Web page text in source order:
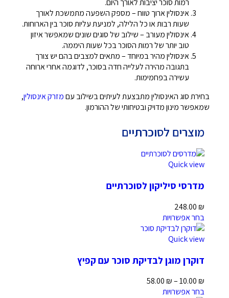
רמות סוכר יציבות לאורך היום.
אינסולין ארוך טווח – מספק השפעה מתמשכת לאורך
שעות רבות או כל הלילה, למניעת עליות סוכר בין הארוחות.
אינסולין מעורב – שילוב של סוגים שונים שמאפשר איזון
טוב יותר של רמות הסוכר בכל שעות היממה.
אינסולין מהיר במיוחד – מתאים למצבים בהם יש צורך
בתגובה מהירה לעלייה חדה בסוכר, לדוגמה אחרי ארוחה
עשירה בפחמימות.
בחירת סוג האינסולין מתבצעת לעיתים בשילוב עםמזרק אינסולין,
שמאפשר מינון מדויק ובטיחותי של ההורמון.
מוצרים לסוכרתיים
Quick view
מדרסי סיליקון לסוכרתיים
248.00 ₪
בחר אפשרויות
Quick view
דוקרן מוגן לבדיקת סוכר עם קפיץ
10.00 ₪
–
58.00 ₪
בחר אפשרויות